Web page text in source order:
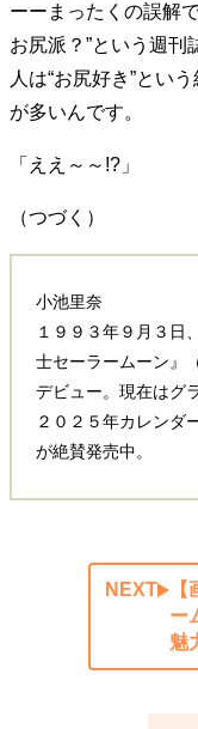
ーーまったくの誤解
お尻派？”という週刊
人は“お尻好き”とい
が多いんです。
「ええ～～!?」
（つづく）
小池里奈
１９９３年９月３日
士セーラームーン』
デビュー。現在はグ
２０２５年カレンダ
が絶賛発売中。
NEXT
ー
魅